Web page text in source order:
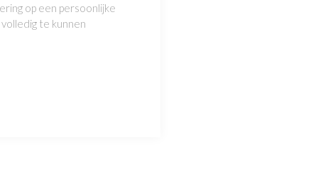
op een persoonlijke
te kunnen